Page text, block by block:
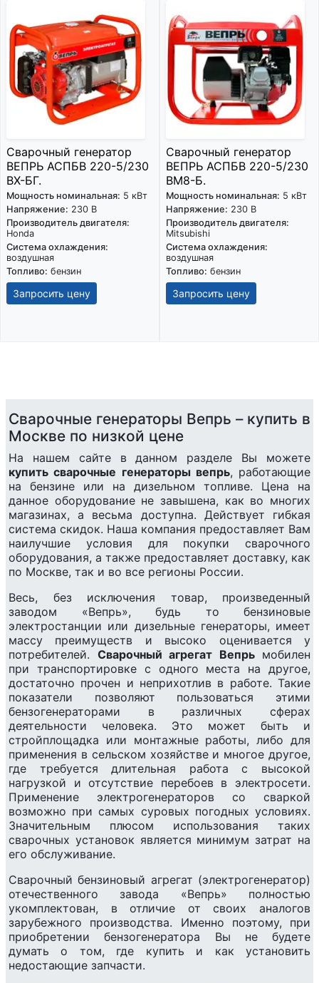
Сварочный генератор
ВЕПРЬ АСПБВ 220-5/230
ВХ-БГ.
Мощность номинальная: 5 кВт
Напряжение: 230 В
Производитель двигателя:
Honda
Система охлаждения:
воздушная
Топливо: бензин
Запросить цену
Сварочный генератор
ВЕПРЬ АСПБВ 220-5/230
ВМ8-Б.
Мощность номинальная: 5 кВт
Напряжение: 230 В
Производитель двигателя:
Mitsubishi
Система охлаждения:
воздушная
Топливо: бензин
Запросить цену
Сварочные генераторы Вепрь – купить в
Москве по низкой цене
На нашем сайте в данном разделе Вы можете
купить сварочные генераторы вепрь, работающие
на бензине или на дизельном топливе. Цена на
данное оборудование не завышена, как во многих
магазинах, а весьма доступна. Действует гибкая
система скидок. Наша компания предоставляет Вам
наилучшие условия для покупки сварочного
оборудования, а также предоставляет доставку, как
по Москве, так и во все регионы России.
Весь, без исключения товар, произведенный
заводом «Вепрь», будь то бензиновые
электростанции или дизельные генераторы, имеет
массу преимуществ и высоко оценивается у
потребителей. Сварочный агрегат Вепрьмобилен
при транспортировке с одного места на другое,
достаточно прочен и неприхотлив в работе. Такие
показатели позволяют пользоваться этими
бензогенераторами в различных сферах
деятельности человека. Это может быть и
стройплощадка или монтажные работы, либо для
применения в сельском хозяйстве и многое другое,
где требуется длительная работа с высокой
нагрузкой и отсутствие перебоев в электросети.
Применение электрогенераторов со сваркой
возможно при самых суровых погодных условиях.
Значительным плюсом использования таких
сварочных установок является минимум затрат на
его обслуживание.
Сварочный бензиновый агрегат (электрогенератор)
отечественного завода «Вепрь» полностью
укомплектован, в отличие от своих аналогов
зарубежного производства. Именно поэтому, при
приобретении бензогенератора Вы не будете
думать о том, где купить и как установить
недостающие запчасти.